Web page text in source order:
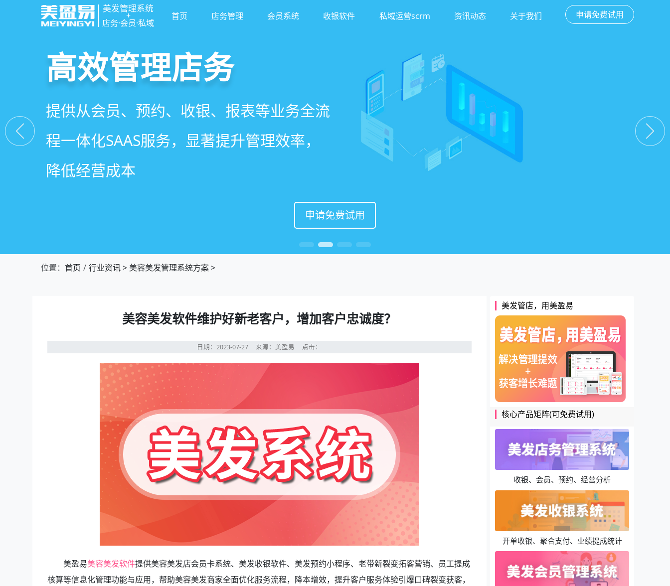
美发管理系统
+
店务·会员·私域
首页 店务管理 会员系统 收银软件 私域运营scrm 资讯动态 关于我们 申请免费试用
美容美发管理系统
店务+拓客+020一体化，一站式解决美发门
店经营管理需求
申请免费试用
高效管理店务
提供从会员、预约、收银、报表等业务全流
程一体化SAAS服务，显著提升管理效率，
降低经营成本
申请免费试用
社交裂变拓客
基于拼团、砍价、分销、异业合作等网红社
交营销玩法，海量爆款方案一键套用，快速
引爆门店客流
申请免费试用
小程序商城
小程序链接商家、手艺人、客户，打通线上
线下，让口碑传播有抓手，赋能社交裂变，
盘活私域流量
申请免费试用
位置： 首页 行业资讯>美容美发管理系统方案>
美容美发软件维护好新老客户，增加客户忠诚度？
日期：2023-07-27来源：美盈易 点击：
美盈易美容美发软件提供美容美发店会员卡系统、美发收银软件、美发预约小程序、老带新裂变拓客营销、员工提成
核算等信息化管理功能与应用，帮助美容美发商家全面优化服务流程，降本增效，提升客户服务体验引爆口碑裂变获客，
美发管店，用美盈易
核心产品矩阵(可免费试用)
收银、会员、预约、经营分析
开单收银、聚合支付、业绩提成统计